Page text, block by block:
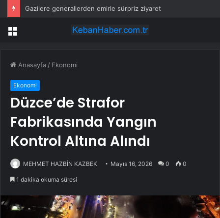
Gazilere generallerden emirle sürpriz ziyaret
Menü
Anasayfa / Ekonomi
Ekonomi
Düzce’de Strafor
Fabrikasında Yangın
Kontrol Altına Alındı
MEHMET HAZBİN KAZBEK Mayıs 16, 2026 0 0
1 dakika okuma süresi